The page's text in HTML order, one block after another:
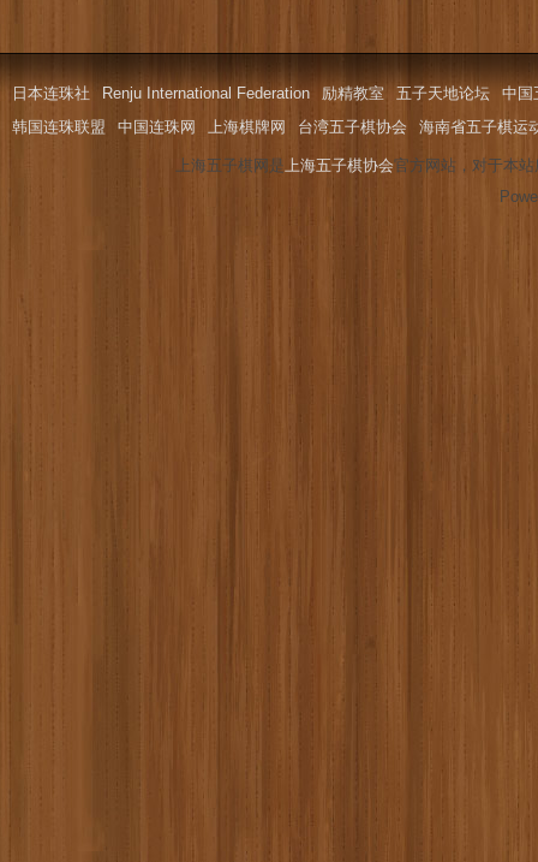
日本连珠社 Renju International Federation 励精教室 五子天地论坛
中国
韩国连珠联盟
中国连珠网 上海棋牌网 台湾五子棋协会 海南省五子棋运
上海五子棋网是上海五子棋协会官方网站，对于本